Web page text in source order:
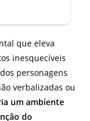
que eleva
inesquecíveis
personagens
verbalizadas ou
um ambiente
do